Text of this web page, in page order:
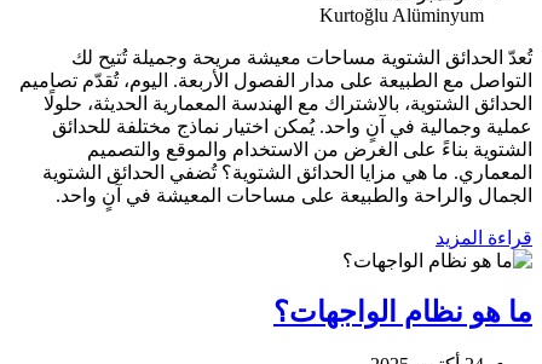
تُعدّ الحدائق الشتوية مساحات معيشة مريحة وجميلة تُتيح لك
التواصل مع الطبيعة على مدار الفصول الأربعة. اليوم، تُقدّم تصاميم
الحدائق الشتوية، بالاشتراك مع الهندسة المعمارية الحديثة، حلولًا
عملية وجمالية في آنٍ واحد. يُمكن اختيار نماذج مختلفة للحدائق
الشتوية بناءً على الغرض من الاستخدام والموقع والتصميم
المعماري. ما هي مزايا الحدائق الشتوية؟ تُضفي الحدائق الشتوية
الجمال والراحة والطبيعة على مساحات المعيشة في آنٍ واحد.
قراءة المزيد
ما هو نظام الواجهات؟